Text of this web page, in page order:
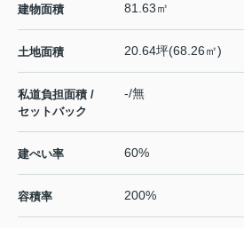
建物面積 81.63㎡
土地面積 20.64坪(68.26㎡)
私道負担面積 /
セットバック
-/無
建ぺい率 60%
容積率 200%